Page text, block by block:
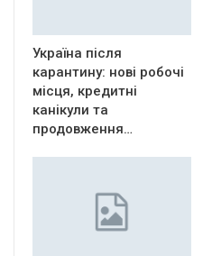
Україна після
карантину: нові робочі
місця, кредитні
канікули та
продовження…